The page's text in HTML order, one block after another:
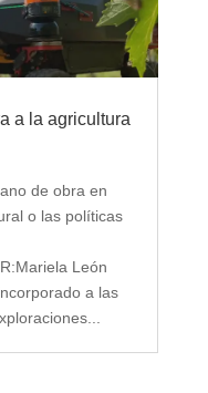
a la agricultura
de obra en
o las políticas
León
a las